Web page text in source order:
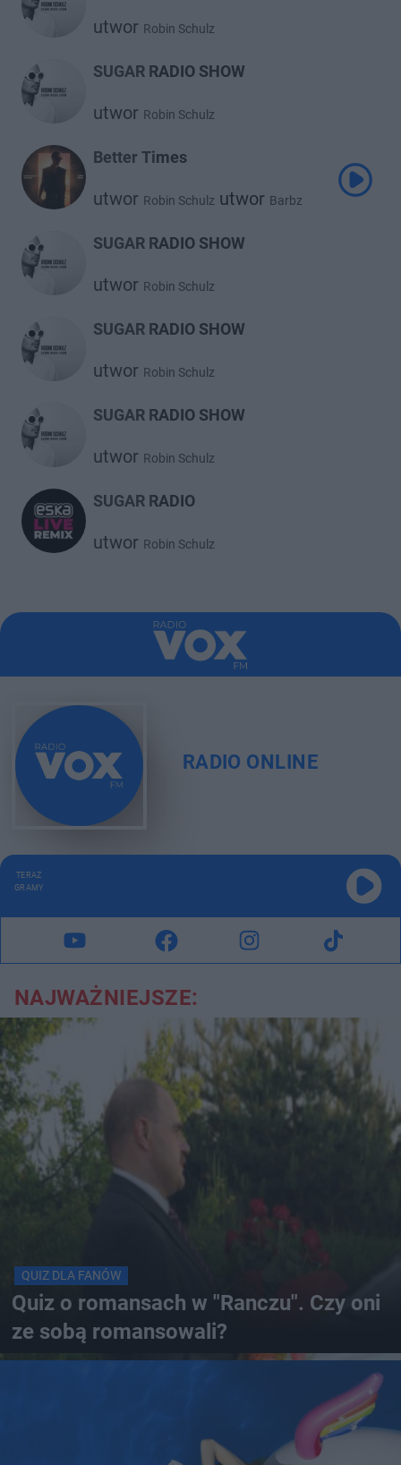
utwor Robin Schulz
SUGAR RADIO SHOW
utwor Robin Schulz
Better Times
utwor Robin Schulz utwor Barbz
SUGAR RADIO SHOW
utwor Robin Schulz
SUGAR RADIO SHOW
utwor Robin Schulz
SUGAR RADIO SHOW
utwor Robin Schulz
SUGAR RADIO
utwor Robin Schulz
RADIO ONLINE
TERAZ
GRAMY
NAJWAŻNIEJSZE:
QUIZ DLA FANÓW
Quiz o romansach w "Ranczu". Czy oni
ze sobą romansowali?